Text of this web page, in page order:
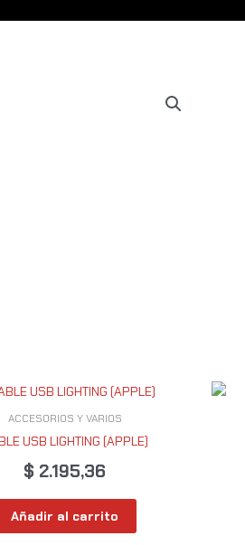
ACCESORIOS Y VARIOS
USB LIGHTING (APPLE)
$ 2.195,36
Añadir al carrito